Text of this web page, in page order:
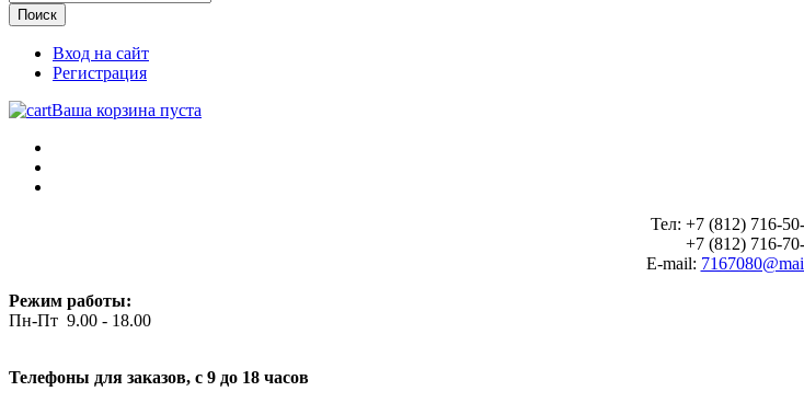
Вход на сайт
Регистрация
Ваша корзина пуста
Тел: +7 (812) 716-
+7 (812) 716-
E-mail:
Режим работы:
Пн-Пт 9.00 - 18.00
Телефоны для заказов, c 9 до 18 часов